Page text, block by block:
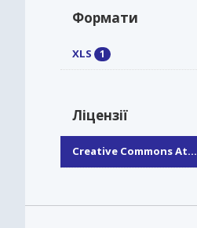
Формати
XLS 1
Ліцензії
Creative Commons At...